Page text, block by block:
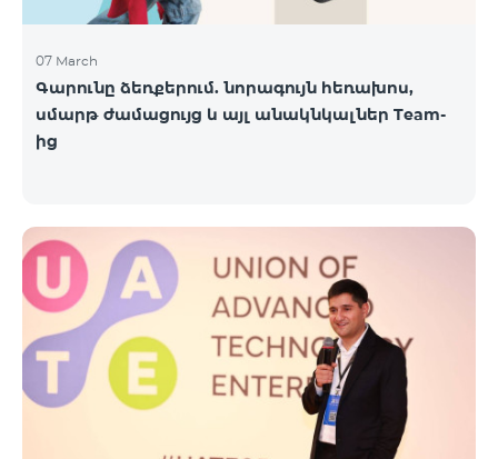
07 March
Գարունը ձեռքերում. նորագույն հեռախոս,
սմարթ ժամացույց և այլ անակնկալներ Team-
ից